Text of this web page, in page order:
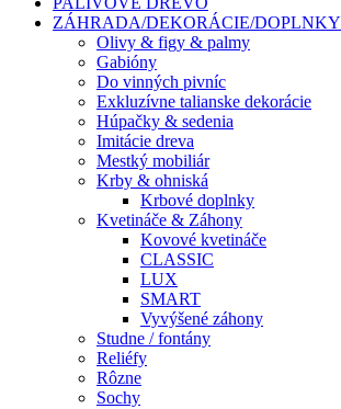
ZÁHRADA/DEKORÁCIE/DOPLNKY
Olivy & figy & palmy
Gabióny
Do vinných pivníc
Exkluzívne talianske dekorácie
Húpačky & sedenia
Imitácie dreva
Mestký mobiliár
Krby & ohniská
Krbové doplnky
Kvetináče & Záhony
Kovové kvetináče
CLASSIC
LUX
SMART
Vyvýšené záhony
Studne / fontány
Reliéfy
Rôzne
Sochy